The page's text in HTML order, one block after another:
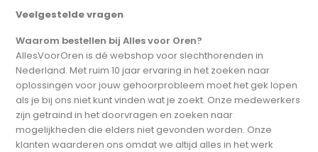
Veelgestelde vragen
Waarom bestellen bij Alles voor Oren?
AllesVoorOren is dé webshop voor slechthorenden in
Nederland. Met ruim 10 jaar ervaring in het zoeken naar
oplossingen voor jouw gehoorprobleem moet het gek lopen
als je bij ons niet kunt vinden wat je zoekt. Onze medewerkers
zijn getraind in het doorvragen en zoeken naar
mogelijkheden die elders niet gevonden worden. Onze
klanten waarderen ons omdat we altijd alles in het werk